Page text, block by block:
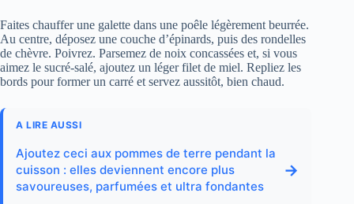
Faites chauffer une galette dans une poêle légèrement beurrée.
Au centre, déposez une couche d’épinards, puis des rondelles
de chèvre. Poivrez. Parsemez de noix concassées et, si vous
aimez le sucré-salé, ajoutez un léger filet de miel. Repliez les
bords pour former un carré et servez aussitôt, bien chaud.
A LIRE AUSSI
Ajoutez ceci aux pommes de terre pendant la
cuisson : elles deviennent encore plus
savoureuses, parfumées et ultra fondantes
→